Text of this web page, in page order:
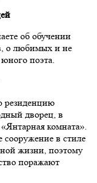
об обучении
о любимых и не
поэта.
резиденцию
дворец, в
комната».
в стиле
жизни, поэтому
поражают